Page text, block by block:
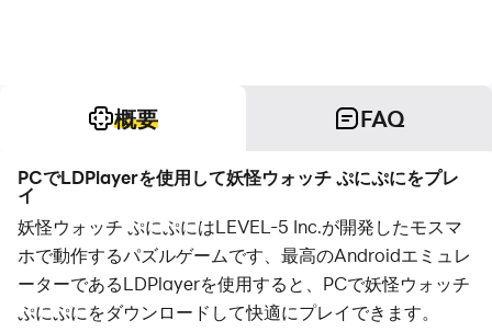
概要 FAQ
PCでLDPlayerを使用して妖怪ウォッチ ぷにぷにをプレ
イ
妖怪ウォッチ ぷにぷにはLEVEL-5 Inc.が開発したモスマ
ホで動作するパズルゲームです、最高のAndroidエミュレ
ーターであるLDPlayerを使用すると、PCで妖怪ウォッチ
ぷにぷにをダウンロードして快適にプレイできます。